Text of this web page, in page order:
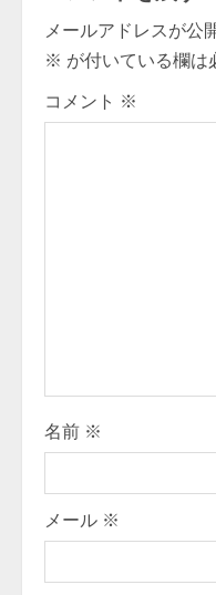
e
R
e
メールアドレスが公
※ が付いている欄は
コメント ※
名前 ※
メール ※